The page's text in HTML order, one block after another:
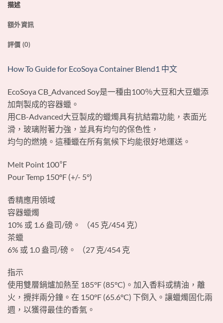
描述
額外資訊
評價 (0)
How To Guide for EcoSoya Container Blend1 中文
EcoSoya CB_Advanced Soy是一種由100％大豆和大豆蠟添
加劑製成的容器蠟。
用CB-Advanced大豆製成的蠟燭具有抗結霜功能，表面光
滑，玻璃附著力強，並具有均勻的保色性，
均勻的燃燒。這種蠟在所有氣候下均能很好地運送。
Melt Point 100℉
Pour Temp 150ºF (+/- 5°)
香精應用領域
容器蠟燭
10% 或 1.6 盎司/磅。 （45 克/454 克）
茶蠟
6% 或 1.0 盎司/磅。 （27 克/454 克
指示
使用雙層鍋爐加熱至 185°F (85°C)。加入香料或精油，離
火，攪拌兩分鐘。在 150°F (65.6°C) 下倒入。讓蠟燭固化兩
週，以獲得最佳的香氣。